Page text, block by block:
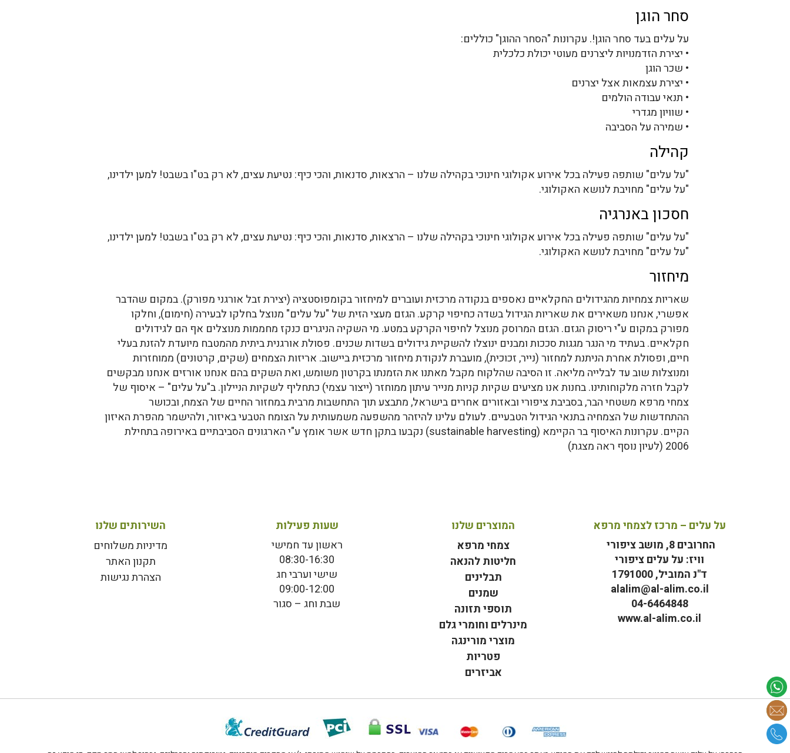
סחר הוגן
על עלים בעד סחר הוגן!. עקרונות "הסחר ההוגן" כוללים:
• יצירת הזדמנויות ליצרנים מעוטי יכולת כלכלית
• שכר הוגן
• יצירת עצמאות אצל יצרנים
• תנאי עבודה הולמים
• שוויון מגדרי
• שמירה על הסביבה
קהילה
"על עלים" שותפה פעילה בכל אירוע אקולוגי חינוכי בקהילה שלנו – הרצאות, סדנאות, והכי כיף: נטיעת עצים, לא רק בט"ו בשבט! למען ילדינו,
"על עלים" מחויבת לנושא האקולוגי.
חסכון באנרגיה
"על עלים" שותפה פעילה בכל אירוע אקולוגי חינוכי בקהילה שלנו – הרצאות, סדנאות, והכי כיף: נטיעת עצים, לא רק בט"ו בשבט! למען ילדינו,
"על עלים" מחויבת לנושא האקולוגי.
מיחזור
שאריות צמחיות מהגידולים החקלאיים נאספים בנקודה מרכזית ועוברים למיחזור בקומפוסטציה (יצירת זבל אורגני מפורק). במקום שהדבר
אפשרי, אנחנו משאירים את שאריות הגידול בשדה כחיפוי קרקע. הגזם מעצי הזית של "על עלים" מנוצל בחלקו לבעירה (חימום), וחלקו
מפורק במקום ע"י ריסוק הגזם. הגזם המרוסק מנוצל לחיפוי הקרקע במטע. מי השקיה הניגרים כנקז מחממות מנוצלים אף הם לגידולים
חקלאיים. בעתיד מי הנגר מגגות סככות ומבנים ינוצלו להשקיית גידולים בשדות שכנים. פסולת אורגנית ביתית מהמטבח מיועדת להזנת בעלי
חיים, ופסולת אחרת הניתנת למחזור (נייר, זכוכית), מועברת לנקודת מיחזור מרכזית ביישוב. אריזות הצמחים (שקים, קרטונים) ממוחזרות
ומנוצלות שוב עד לבלייה מליאה. זו הסיבה שהלקוח מקבל מאתנו את הזמנתו בקרטון משומש, ואת השקים בהם אנחנו אורזים אנחנו מבקשים
לקבל חזרה מלקוחותינו. בחנות אנו מציעים שקיות קניות מנייר עיתון ממוחזר (ייצור עצמי) כתחליף לשקיות הניילון. ב"על עלים" – איסוף של
צמחי מרפא משטחי הבר, בסביבת ציפורי ובאזורים אחרים בישראל, מתבצע תוך התחשבות מרבית במחזור החיים של הצמח, ובכושר
ההתחדשות של הצמחיה בתנאי הגידול הטבעיים. לעולם עלינו להיזהר מהשפעה משמעותית על הצומח הטבעי באיזור, ולהישמר מהפרת האיזון
הקיים. עקרונות האיסוף בר הקיימא (sustainable harvesting) נקבעו בתקן חדש אשר אומץ ע"י הארגונים הסביבתיים באירופה בתחילת
2006 (לעיון נוסף ראה מצגת)
על עלים – מרכז לצמחי מרפא
החרובים 8, מושב ציפורי
וויז: על עלים ציפורי
ד"נ המוביל, 1791000
alalim@al-alim.co.il
04-6464848
www.al-alim.co.il
המוצרים שלנו
צמחי מרפא
חליטות להנאה
תבלינים
שמנים
תוספי תזונה
מינרלים וחומרי גלם
מוצרי מורינגה
פטריות
אביזרים
שעות פעילות
ראשון עד חמישי
08:30-16:30
שישי וערבי חג
09:00-12:00
שבת וחג – סגור
השירותים שלנו
מדיניות משלוחים
תקנון האתר
הצהרת נגישות